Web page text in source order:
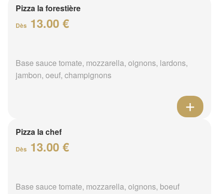
Pizza la forestière
Dès 13.00 €
Base sauce tomate, mozzarella, oignons, lardons,
jambon, oeuf, champignons
Pizza la chef
Dès 13.00 €
Base sauce tomate, mozzarella, oignons, boeuf